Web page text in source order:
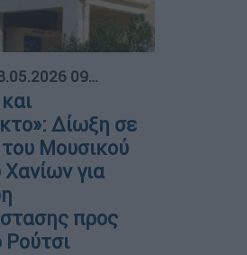
09:07
Δίωξη σε
Μουσικού
Χανίων για
προς